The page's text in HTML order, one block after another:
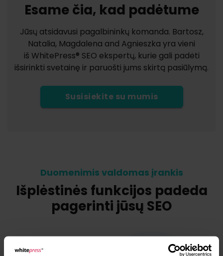
Esame čia, kad padėtume
Jūsų atsidavusi pagalbininkų komanda. Bartosz,
Natalia, Magdalena and Agnieszka yra vieni
iš WhitePress® SEO ekspertų, kurie gali padėti
išsirinkti svetainę ir paruošti jums skirtą pasiūlymą.
Susisiekite su mumis
Duomenimis valdomas įrankis
Išplėstinės funkcijos padeda
pagerinti jūsų SEO